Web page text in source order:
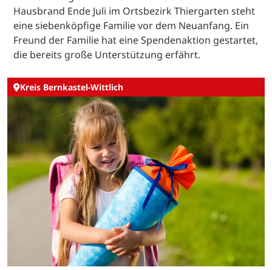
Hausbrand Ende Juli im Ortsbezirk Thiergarten steht
eine siebenköpfige Familie vor dem Neuanfang. Ein
Freund der Familie hat eine Spendenaktion gestartet,
die bereits große Unterstützung erfährt.
Kreis Bernkastel-Wittlich